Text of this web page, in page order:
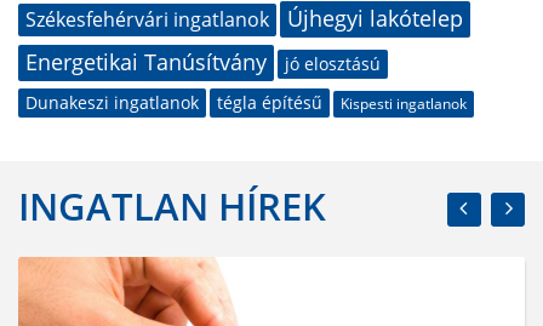
Székesfehérvári ingatlanok
Újhegyi lakótelep
Energetikai Tanúsítvány
jó elosztású
Dunakeszi ingatlanok
tégla építésű Kispesti ingatlanok
INGATLAN HÍREK